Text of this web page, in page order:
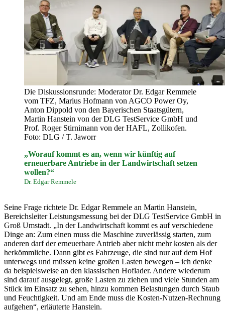
Die Diskussionsrunde: Moderator Dr. Edgar Remmele
vom TFZ, Marius Hofmann von AGCO Power Oy,
Anton Dippold von den Bayerischen Staatsgütern,
Martin Hanstein von der DLG TestService GmbH und
Prof. Roger Stirnimann von der HAFL, Zollikofen.
Foto: DLG / T. Jaworr
„Worauf kommt es an, wenn wir künftig auf
erneuerbare Antriebe in der Landwirtschaft setzen
wollen?“
Dr. Edgar Remmele
Seine Frage richtete Dr. Edgar Remmele an Martin Hanstein,
Bereichsleiter Leistungsmessung bei der DLG TestService GmbH in
Groß Umstadt. „In der Landwirtschaft kommt es auf verschiedene
Dinge an: Zum einen muss die Maschine zuverlässig starten, zum
anderen darf der erneuerbare Antrieb aber nicht mehr kosten als der
herkömmliche. Dann gibt es Fahrzeuge, die sind nur auf dem Hof
unterwegs und müssen keine großen Lasten bewegen – ich denke
da beispielsweise an den klassischen Hoflader. Andere wiederum
sind darauf ausgelegt, große Lasten zu ziehen und viele Stunden am
Stück im Einsatz zu sehen, hinzu kommen Belastungen durch Staub
und Feuchtigkeit. Und am Ende muss die Kosten-Nutzen-Rechnung
aufgehen“, erläuterte Hanstein.